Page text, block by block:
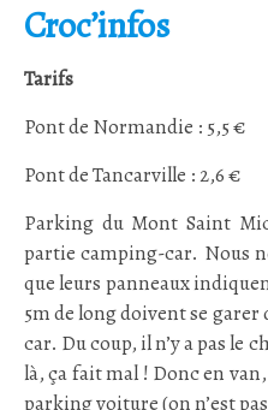
Croc’infos
Tarifs
Pont de Normandie : 5,5 €
Pont de Tancarville : 2,6 €
Parking du Mont Saint
partie camping-car. Nous
que leurs panneaux
5m de long doivent se
car. Du coup, il n’y a pas le
là, ça fait mal ! Donc en
parking voiture (on n’est